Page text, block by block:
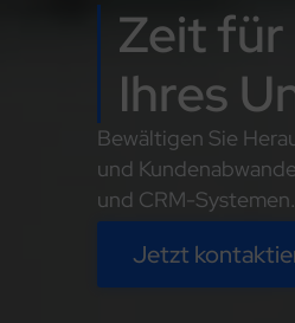
Zeit
Ihres
Bewältigen Sie
und
und CRM-Systemen.
Jetzt